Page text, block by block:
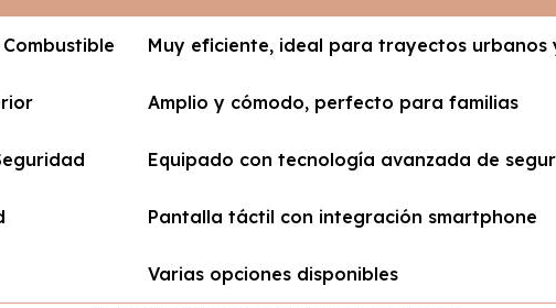
Muy eficiente, ideal para trayectos urbanos
Amplio y cómodo, perfecto para familias
Equipado con tecnología avanzada de
Pantalla táctil con integración smartphone
Varias opciones disponibles